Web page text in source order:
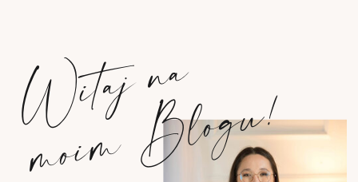
W
i
t
a
j
n
a
m
o
i
m
B
l
o
g
u
!